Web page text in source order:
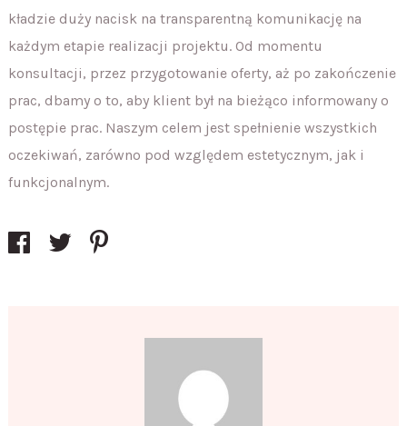
kładzie duży nacisk na transparentną komunikację na
każdym etapie realizacji projektu. Od momentu
konsultacji, przez przygotowanie oferty, aż po zakończenie
prac, dbamy o to, aby klient był na bieżąco informowany o
postępie prac. Naszym celem jest spełnienie wszystkich
oczekiwań, zarówno pod względem estetycznym, jak i
funkcjonalnym.